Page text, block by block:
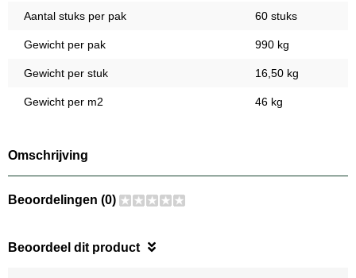
Aantal stuks per pak 60 stuks
Gewicht per pak 990 kg
Gewicht per stuk 16,50 kg
Gewicht per m2 46 kg
Omschrijving
Beoordelingen (0)
Beoordeel dit product